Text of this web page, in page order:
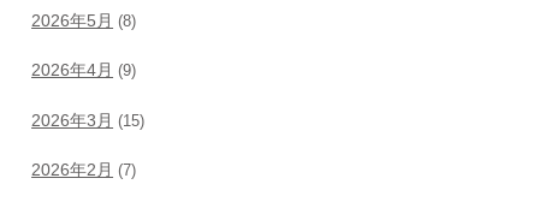
2026年5月 (8)
2026年4月 (9)
2026年3月 (15)
2026年2月 (7)